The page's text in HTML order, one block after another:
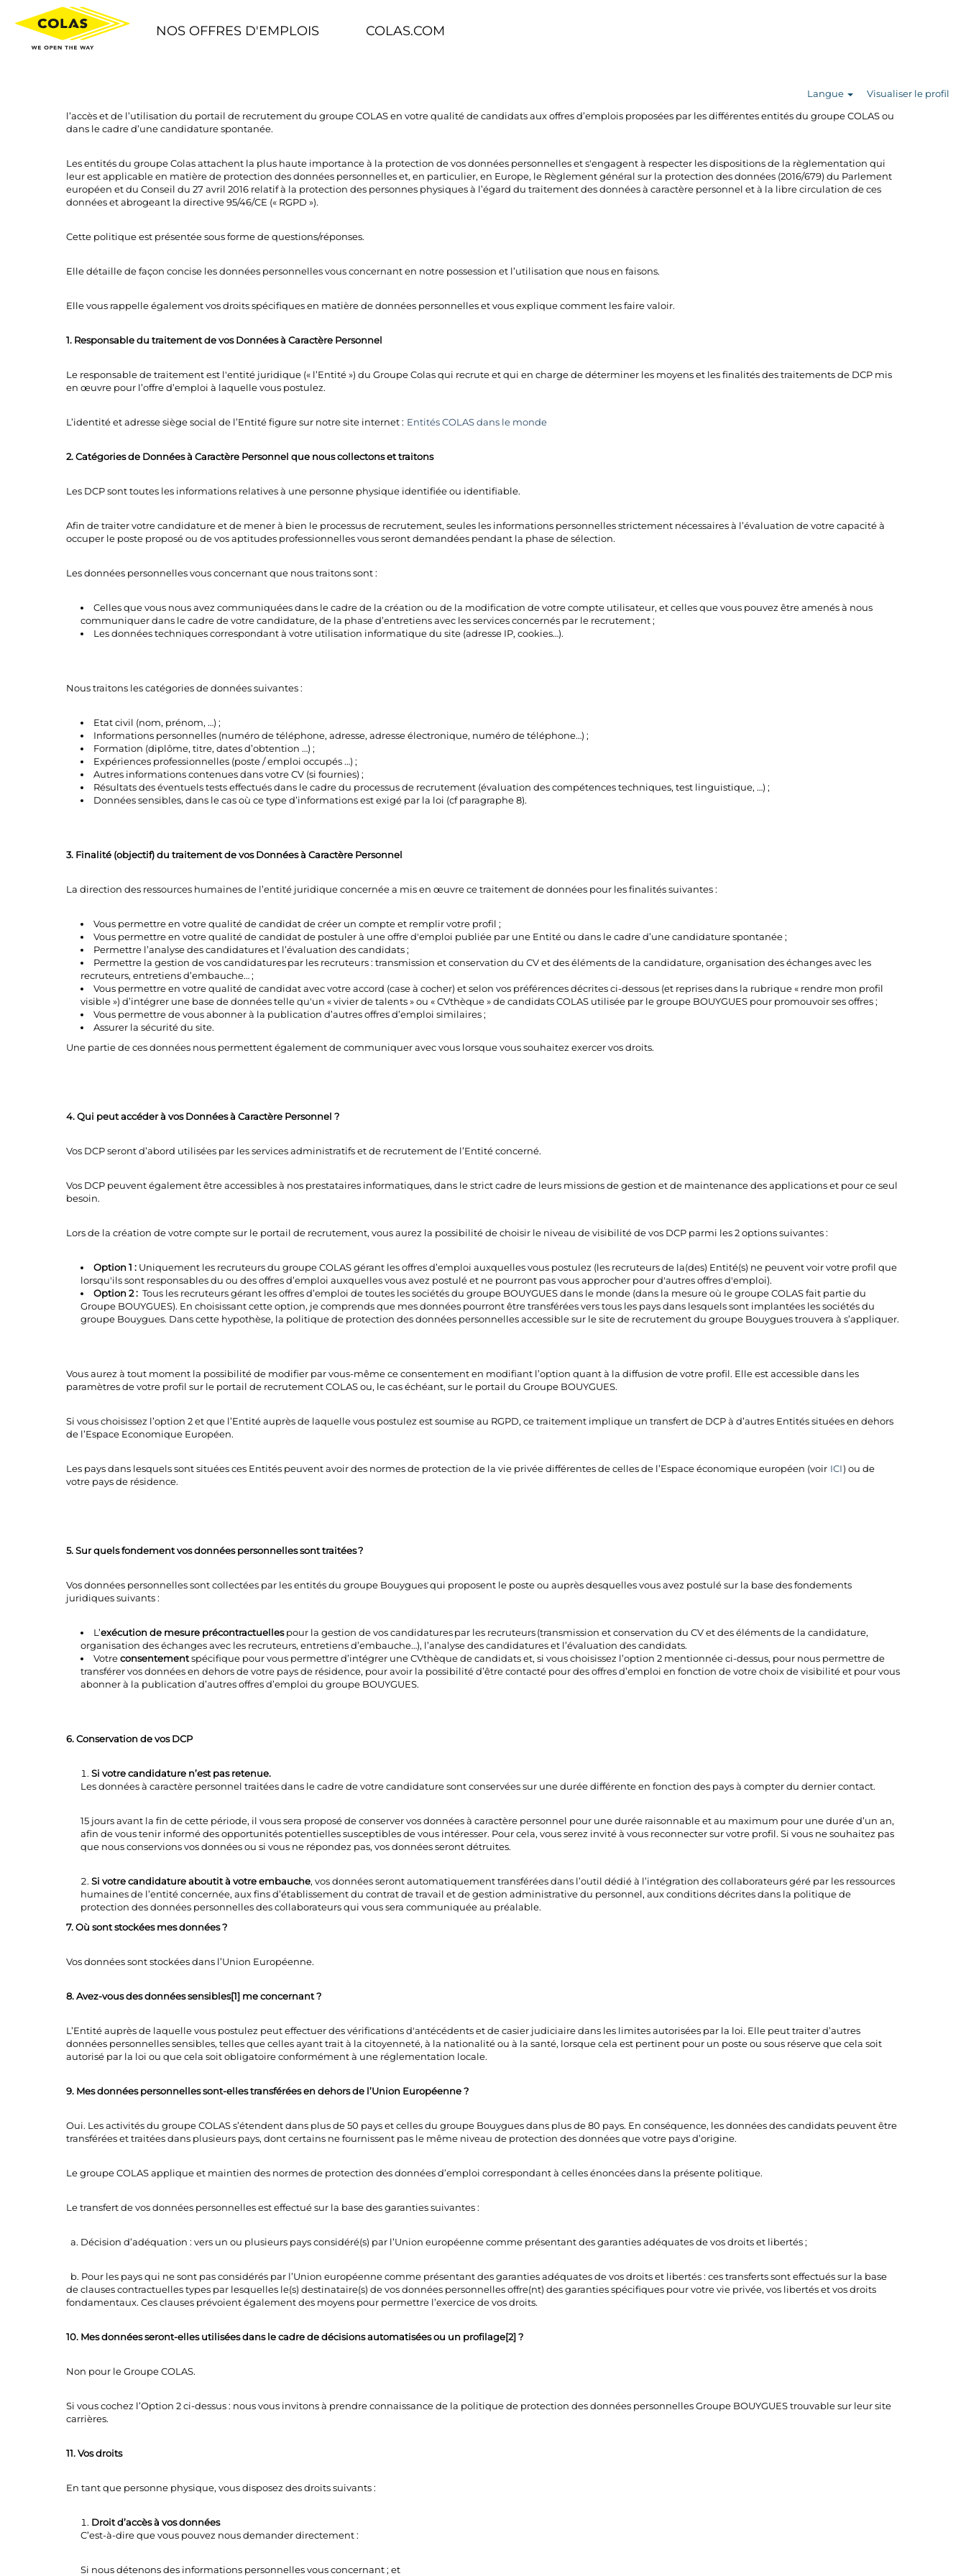
NOS OFFRES D'EMPLOIS COLAS.COM
Langue Visualiser le profil
Global Déclaration de confidentialité des données
Nous avons le plaisir de vous présenter notre politique de données personnelles relative aux informations personnelles que nous sommes amenés à traiter dans le cadre de
l’accès et de l’utilisation du portail de recrutement du groupe COLAS en votre qualité de candidats aux offres d’emplois proposées par les différentes entités du groupe COLAS ou
dans le cadre d’une candidature spontanée.
Les entités du groupe Colas attachent la plus haute importance à la protection de vos données personnelles et s'engagent à respecter les dispositions de la règlementation qui
leur est applicable en matière de protection des données personnelles et, en particulier, en Europe, le Règlement général sur la protection des données (2016/679) du Parlement
européen et du Conseil du 27 avril 2016 relatif à la protection des personnes physiques à l’égard du traitement des données à caractère personnel et à la libre circulation de ces
données et abrogeant la directive 95/46/CE (« RGPD »).
Cette politique est présentée sous forme de questions/réponses.
Elle détaille de façon concise les données personnelles vous concernant en notre possession et l’utilisation que nous en faisons.
Elle vous rappelle également vos droits spécifiques en matière de données personnelles et vous explique comment les faire valoir.
1. Responsable du traitement de vos Données à Caractère Personnel
Le responsable de traitement est l'entité juridique (« l’Entité ») du Groupe Colas qui recrute et qui en charge de déterminer les moyens et les finalités des traitements de DCP mis
en œuvre pour l’offre d’emploi à laquelle vous postulez.
L’identité et adresse siège social de l’Entité figure sur notre site internet : Entités COLAS dans le monde
2. Catégories de Données à Caractère Personnel que nous collectons et traitons
Les DCP sont toutes les informations relatives à une personne physique identifiée ou identifiable.
Afin de traiter votre candidature et de mener à bien le processus de recrutement, seules les informations personnelles strictement nécessaires à l’évaluation de votre capacité à
occuper le poste proposé ou de vos aptitudes professionnelles vous seront demandées pendant la phase de sélection.
Les données personnelles vous concernant que nous traitons sont :
Celles que vous nous avez communiquées dans le cadre de la création ou de la modification de votre compte utilisateur, et celles que vous pouvez être amenés à nous
communiquer dans le cadre de votre candidature, de la phase d’entretiens avec les services concernés par le recrutement ;
Les données techniques correspondant à votre utilisation informatique du site (adresse IP, cookies…).
Nous traitons les catégories de données suivantes :
Etat civil (nom, prénom, …) ;
Informations personnelles (numéro de téléphone, adresse, adresse électronique, numéro de téléphone…) ;
Formation (diplôme, titre, dates d’obtention …) ;
Expériences professionnelles (poste / emploi occupés …) ;
Autres informations contenues dans votre CV (si fournies) ;
Résultats des éventuels tests effectués dans le cadre du processus de recrutement (évaluation des compétences techniques, test linguistique, …) ;
Données sensibles, dans le cas où ce type d’informations est exigé par la loi (cf paragraphe 8).
3. Finalité (objectif) du traitement de vos Données à Caractère Personnel
La direction des ressources humaines de l’entité juridique concernée a mis en œuvre ce traitement de données pour les finalités suivantes :
Vous permettre en votre qualité de candidat de créer un compte et remplir votre profil ;
Vous permettre en votre qualité de candidat de postuler à une offre d'emploi publiée par une Entité ou dans le cadre d’une candidature spontanée ;
Permettre l’analyse des candidatures et l’évaluation des candidats ;
Permettre la gestion de vos candidatures par les recruteurs : transmission et conservation du CV et des éléments de la candidature, organisation des échanges avec les
recruteurs, entretiens d’embauche… ;
Vous permettre en votre qualité de candidat avec votre accord (case à cocher) et selon vos préférences décrites ci-dessous (et reprises dans la rubrique « rendre mon profil
visible ») d’intégrer une base de données telle qu'un « vivier de talents » ou « CVthèque » de candidats COLAS utilisée par le groupe BOUYGUES pour promouvoir ses offres ;
Vous permettre de vous abonner à la publication d’autres offres d’emploi similaires ;
Assurer la sécurité du site.
Une partie de ces données nous permettent également de communiquer avec vous lorsque vous souhaitez exercer vos droits.
4. Qui peut accéder à vos Données à Caractère Personnel ?
Vos DCP seront d’abord utilisées par les services administratifs et de recrutement de l’Entité concerné.
Vos DCP peuvent également être accessibles à nos prestataires informatiques, dans le strict cadre de leurs missions de gestion et de maintenance des applications et pour ce seul
besoin.
Lors de la création de votre compte sur le portail de recrutement, vous aurez la possibilité de choisir le niveau de visibilité de vos DCP parmi les 2 options suivantes :
Option 1 : Uniquement les recruteurs du groupe COLAS gérant les offres d’emploi auxquelles vous postulez (les recruteurs de la(des) Entité(s) ne peuvent voir votre profil que
lorsqu'ils sont responsables du ou des offres d’emploi auxquelles vous avez postulé et ne pourront pas vous approcher pour d'autres offres d'emploi).
Option 2 : Tous les recruteurs gérant les offres d’emploi de toutes les sociétés du groupe BOUYGUES dans le monde (dans la mesure où le groupe COLAS fait partie du
Groupe BOUYGUES). En choisissant cette option, je comprends que mes données pourront être transférées vers tous les pays dans lesquels sont implantées les sociétés du
groupe Bouygues. Dans cette hypothèse, la politique de protection des données personnelles accessible sur le site de recrutement du groupe Bouygues trouvera à s’appliquer.
Vous aurez à tout moment la possibilité de modifier par vous-même ce consentement en modifiant l’option quant à la diffusion de votre profil. Elle est accessible dans les
paramètres de votre profil sur le portail de recrutement COLAS ou, le cas échéant, sur le portail du Groupe BOUYGUES.
Si vous choisissez l’option 2 et que l’Entité auprès de laquelle vous postulez est soumise au RGPD, ce traitement implique un transfert de DCP à d’autres Entités situées en dehors
de l’Espace Economique Européen.
Les pays dans lesquels sont situées ces Entités peuvent avoir des normes de protection de la vie privée différentes de celles de l’Espace économique européen (voir ICI) ou de
votre pays de résidence.
5. Sur quels fondement vos données personnelles sont traitées ?
Vos données personnelles sont collectées par les entités du groupe Bouygues qui proposent le poste ou auprès desquelles vous avez postulé sur la base des fondements
juridiques suivants :
L’exécution de mesure précontractuellespour la gestion de vos candidatures par les recruteurs (transmission et conservation du CV et des éléments de la candidature,
organisation des échanges avec les recruteurs, entretiens d’embauche…), l’analyse des candidatures et l’évaluation des candidats.
Votreconsentementspécifique pour vous permettre d’intégrer une CVthèque de candidats et, si vous choisissez l’option 2 mentionnée ci-dessus, pour nous permettre de
transférer vos données en dehors de votre pays de résidence, pour avoir la possibilité d’être contacté pour des offres d’emploi en fonction de votre choix de visibilité et pour vous
abonner à la publication d’autres offres d’emploi du groupe BOUYGUES.
6. Conservation de vos DCP
Si votre candidature n’est pas retenue.
Les données à caractère personnel traitées dans le cadre de votre candidature sont conservées sur une durée différente en fonction des pays à compter du dernier contact.
15 jours avant la fin de cette période, il vous sera proposé de conserver vos données à caractère personnel pour une durée raisonnable et au maximum pour une durée d’un an,
afin de vous tenir informé des opportunités potentielles susceptibles de vous intéresser. Pour cela, vous serez invité à vous reconnecter sur votre profil. Si vous ne souhaitez pas
que nous conservions vos données ou si vous ne répondez pas, vos données seront détruites.
Si votre candidature aboutit à votre embauche, vos données seront automatiquement transférées dans l’outil dédié à l’intégration des collaborateurs géré par les ressources
humaines de l’entité concernée, aux fins d’établissement du contrat de travail et de gestion administrative du personnel, aux conditions décrites dans la politique de
protection des données personnelles des collaborateurs qui vous sera communiquée au préalable.
7. Où sont stockées mes données ?
Vos données sont stockées dans l’Union Européenne.
8. Avez-vous des données sensibles[1] me concernant ?
L’Entité auprès de laquelle vous postulez peut effectuer des vérifications d'antécédents et de casier judiciaire dans les limites autorisées par la loi. Elle peut traiter d’autres
données personnelles sensibles, telles que celles ayant trait à la citoyenneté, à la nationalité ou à la santé, lorsque cela est pertinent pour un poste ou sous réserve que cela soit
autorisé par la loi ou que cela soit obligatoire conformément à une réglementation locale.
9. Mes données personnelles sont-elles transférées en dehors de l’Union Européenne ?
Oui. Les activités du groupe COLAS s’étendent dans plus de 50 pays et celles du groupe Bouygues dans plus de 80 pays. En conséquence, les données des candidats peuvent être
transférées et traitées dans plusieurs pays, dont certains ne fournissent pas le même niveau de protection des données que votre pays d’origine.
Le groupe COLAS applique et maintien des normes de protection des données d’emploi correspondant à celles énoncées dans la présente politique.
Le transfert de vos données personnelles est effectué sur la base des garanties suivantes :
a. Décision d’adéquation : vers un ou plusieurs pays considéré(s) par l’Union européenne comme présentant des garanties adéquates de vos droits et libertés ;
b. Pour les pays qui ne sont pas considérés par l’Union européenne comme présentant des garanties adéquates de vos droits et libertés : ces transferts sont effectués sur la base
de clauses contractuelles types par lesquelles le(s) destinataire(s) de vos données personnelles offre(nt) des garanties spécifiques pour votre vie privée, vos libertés et vos droits
fondamentaux. Ces clauses prévoient également des moyens pour permettre l’exercice de vos droits.
10. Mes données seront-elles utilisées dans le cadre de décisions automatisées ou un profilage[2] ?
Non pour le Groupe COLAS.
Si vous cochez l’Option 2 ci-dessus : nous vous invitons à prendre connaissance de la politique de protection des données personnelles Groupe BOUYGUES trouvable sur leur site
carrières.
11. Vos droits
En tant que personne physique, vous disposez des droits suivants :
Droit d’accès à vos données
C’est-à-dire que vous pouvez nous demander directement :
Si nous détenons des informations personnelles vous concernant ; et